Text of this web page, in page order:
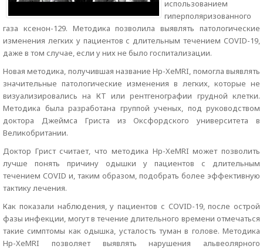
использованием
гиперполяризованного
газа ксенон-129. Методика позволила выявлять патологические
изменения легких у пациентов с длительным течением COVID-19,
даже в том случае, если у них не было госпитализации.
Новая методика, получившая название Hp-XeMRI, помогла выявлять
значительные патологические изменения в легких, которые не
визуализировались на КТ или рентгенографии грудной клетки.
Методика была разработана группой ученых, под руководством
доктора Джеймса Гриста из Оксфордского университета в
Великобритании.
Доктор Грист считает, что методика Hp-XeMRI может позволить
лучше понять причину одышки у пациентов с длительным
течением COVID и, таким образом, подобрать более эффективную
тактику лечения.
Как показали наблюдения, у пациентов с COVID-19, после острой
фазы инфекции, могут в течение длительного времени отмечаться
такие симптомы как одышка, усталость туман в голове. Методика
Hp-XeMRI позволяет выявлять нарушения альвеолярного